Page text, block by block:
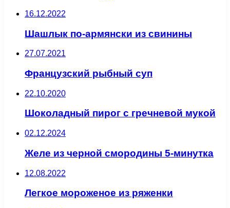
16.12.2022
Шашлык по-армянски из свинины
27.07.2021
Французский рыбный суп
22.10.2020
Шоколадный пирог с гречневой мукой
02.12.2024
Желе из черной смородины 5-минутка
12.08.2022
Легкое мороженое из ряженки